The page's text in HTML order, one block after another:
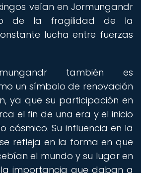
veían en Jormungandr
de la fragilidad de la
lucha entre fuerzas
también es
un símbolo de renovación
ya que su participación en
el fin de una era y el inicio
cósmico. Su influencia en la
refleja en la forma en que
el mundo y su lugar en
importancia que daban a